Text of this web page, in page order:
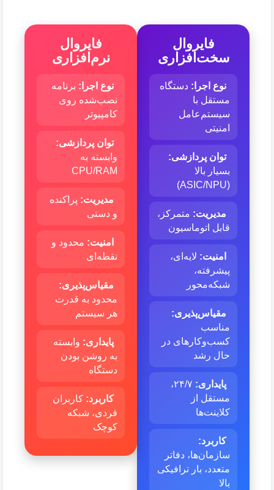
فایروال
سخت‌افزاری
نوع اجرا: دستگاه
مستقل با
سیستم‌عامل
امنیتی
توان پردازشی:
بسیار بالا
(ASIC/NPU)
مدیریت: متمرکز،
قابل اتوماسیون
امنیت: لایه‌ای،
پیشرفته،
شبکه‌محور
مقیاس‌پذیری:
مناسب
کسب‌وکارهای در
حال رشد
پایداری:
۲۴/۷،
مستقل از
کلاینت‌ها
کاربرد:
سازمان‌ها، دفاتر
متعدد، بار ترافیکی
بالا
فایروال
نرم‌افزاری
نوع اجرا: برنامه
نصب‌شده روی
کامپیوتر
توان پردازشی:
وابسته به
CPU/RAM
مدیریت: پراکنده
و دستی
امنیت: محدود و
نقطه‌ای
مقیاس‌پذیری:
محدود به قدرت
هر سیستم
پایداری: وابسته
به روشن بودن
دستگاه
کاربرد: کاربران
فردی، شبکه
کوچک